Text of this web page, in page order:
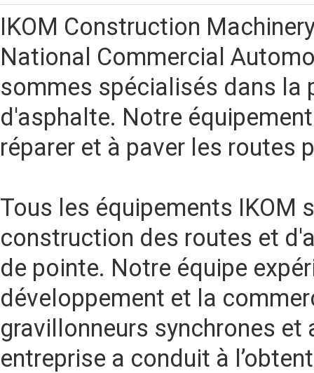
IKOM Construction
National Commercial
sommes spécialisés dans la
d'asphalte. Notre
réparer et à paver les routes
Tous les équipements IKOM
construction des routes et
de pointe. Notre équipe
développement et la
gravillonneurs synchrones et
entreprise a conduit à